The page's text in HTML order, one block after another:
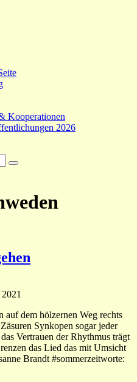
Kooperationen
2026
dem hölzernen Weg rechts
Synkopen sogar jeder
Vertrauen der Rhythmus trägt
das Lied das mit Umsicht
Brandt #sommerzeitworte: